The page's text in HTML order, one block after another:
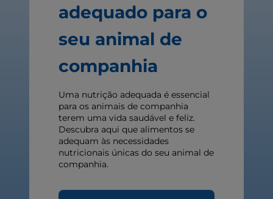
adequado para o
seu animal de
companhia
Uma nutrição adequada é essencial
para os animais de companhia
terem uma vida saudável e feliz.
Descubra aqui que alimentos se
adequam às necessidades
nutricionais únicas do seu animal de
companhia.